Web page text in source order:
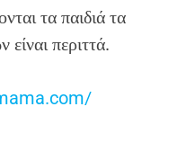
τα παιδιά τα
περιττά.